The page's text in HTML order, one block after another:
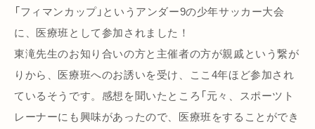
「フィマンカップ」というアンダー9の少年サッカー大会
に、医療班として参加されました！
東滝先生のお知り合いの方と主催者の方が親戚という繋が
りから、医療班へのお誘いを受け、ここ4年ほど参加され
ているそうです。感想を聞いたところ「元々、スポーツト
レーナーにも興味があったので、医療班をすることができ